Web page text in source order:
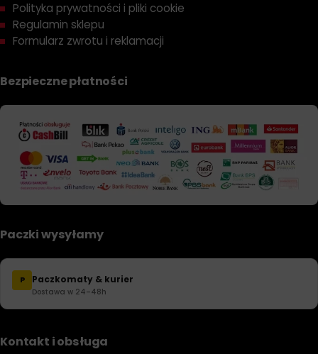
Polityka prywatności i pliki cookie
Regulamin sklepu
Formularz zwrotu i reklamacji
Bezpieczne płatności
Paczki wysyłamy
P Paczkomaty & kurier
Dostawa w 24–48h
Kontakt i obsługa